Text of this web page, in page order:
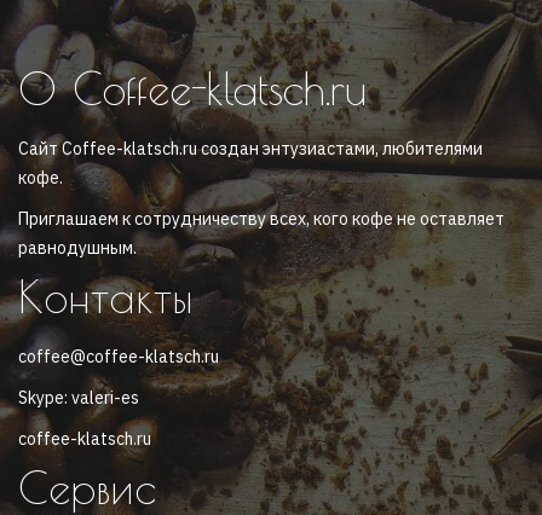
О Coffee-klatsch.ru
Сайт Coffee-klatsch.ru создан энтузиастами, любителями
кофе.
Приглашаем к сотрудничеству всех, кого кофе не оставляет
равнодушным.
Контакты
coffee@coffee-klatsch.ru
Skype: valeri-es
coffee-klatsch.ru
Сервис